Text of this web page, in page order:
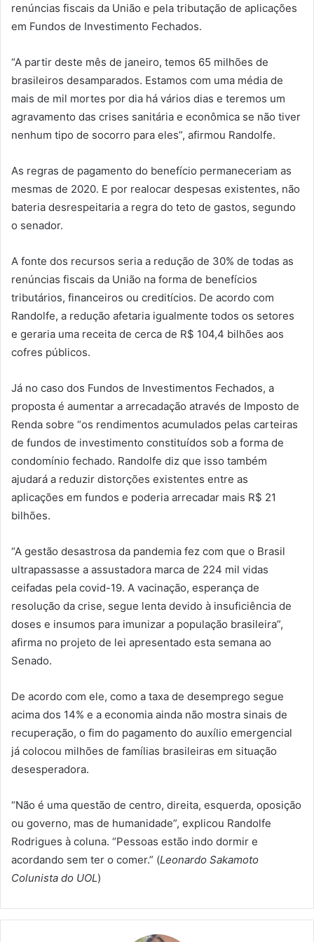
renúncias fiscais da União e pela tributação de aplicações
em Fundos de Investimento Fechados.
“A partir deste mês de janeiro, temos 65 milhões de
brasileiros desamparados. Estamos com uma média de
mais de mil mortes por dia há vários dias e teremos um
agravamento das crises sanitária e econômica se não tiver
nenhum tipo de socorro para eles”, afirmou Randolfe.
As regras de pagamento do benefício permaneceriam as
mesmas de 2020. E por realocar despesas existentes, não
bateria desrespeitaria a regra do teto de gastos, segundo
o senador.
A fonte dos recursos seria a redução de 30% de todas as
renúncias fiscais da União na forma de benefícios
tributários, financeiros ou creditícios. De acordo com
Randolfe, a redução afetaria igualmente todos os setores
e geraria uma receita de cerca de R$ 104,4 bilhões aos
cofres públicos.
Já no caso dos Fundos de Investimentos Fechados, a
proposta é aumentar a arrecadação através de Imposto de
Renda sobre “os rendimentos acumulados pelas carteiras
de fundos de investimento constituídos sob a forma de
condomínio fechado. Randolfe diz que isso também
ajudará a reduzir distorções existentes entre as
aplicações em fundos e poderia arrecadar mais R$ 21
bilhões.
“A gestão desastrosa da pandemia fez com que o Brasil
ultrapassasse a assustadora marca de 224 mil vidas
ceifadas pela covid-19. A vacinação, esperança de
resolução da crise, segue lenta devido à insuficiência de
doses e insumos para imunizar a população brasileira”,
afirma no projeto de lei apresentado esta semana ao
Senado.
De acordo com ele, como a taxa de desemprego segue
acima dos 14% e a economia ainda não mostra sinais de
recuperação, o fim do pagamento do auxílio emergencial
já colocou milhões de famílias brasileiras em situação
desesperadora.
“Não é uma questão de centro, direita, esquerda, oposição
ou governo, mas de humanidade”, explicou Randolfe
Rodrigues à coluna. “Pessoas estão indo dormir e
acordando sem ter o comer.” (Leonardo Sakamoto
Colunista do UOL)